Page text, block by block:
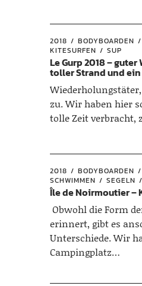
2018 BODYBOARDEN
KITESURFEN
SUP
Le Gurp 2018 –
toller Strand und
zu. Wir haben hier
tolle Zeit verbracht,
2018 BODYBOARDEN
SCHWIMMEN
SEGELN
Île de Noirmoutier
Obwohl die Form
erinnert, gibt es
Unterschiede. Wir
Campingplatz…